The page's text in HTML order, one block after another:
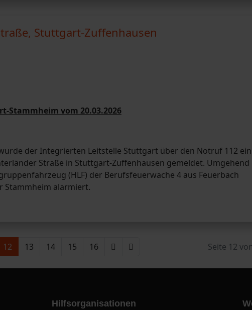
Stuttgart-Zuffenhausen
Stammheim vom 20.03.2026
der Integrierten Leitstelle Stuttgart über den Notruf 112 ein
Straße in Stuttgart-Zuffenhausen gemeldet. Umgehend
(HLF) der Berufsfeuerwache 4 aus Feuerbach
Stammheim alarmiert.
12 13 14 15 16 Seite 12
Hilfsorganisationen